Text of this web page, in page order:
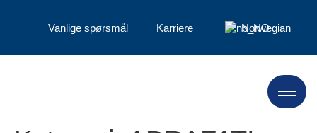
Vanlige spørsmål Karriere Norwegian